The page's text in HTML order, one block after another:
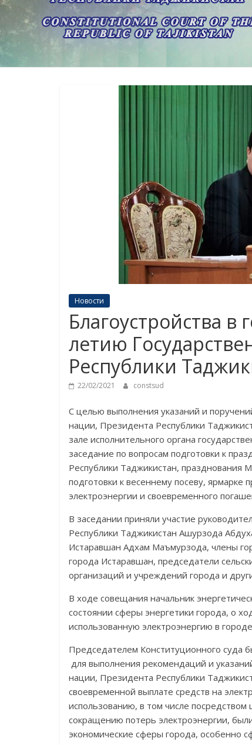
Новости
Благоустройства в
летию
Республики
22/02/2021 constsud
С целью выполнения указаний и
нации, Президента Республики
зале исполнительного органа
заседание по вопросам подготовки к
Республики Таджикистан, празднования
подготовки к весеннему посеву,
электроэнергии и своевременного
В заседании приняли участие
Республики Таджикистан Ашурзода
Истаравшан Адхам Маъмурзода, члены
города Истаравшан, председатели
организаций и учреждений города и
В ходе совещания начальник
состоянии сферы энергетики города, о
использованную электроэнергию в
Председателем Конституционного суда
для выполнения рекомендаций и
нации, Президента Республики
своевременной выплате средств на
использованию, в том числе
сокращению потерь электроэнергии,
экономические сферы города, особенно